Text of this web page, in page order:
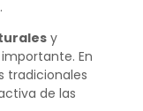
y
En
tradicionales
de las